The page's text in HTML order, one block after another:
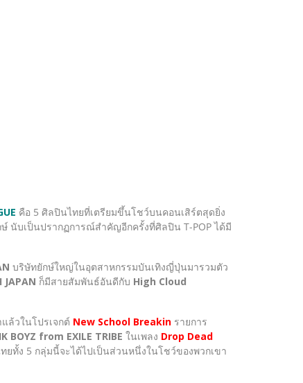
คือ 5 ศิลปินไทยที่เตรียมขึ้นโชว์บนคอนเสิร์ตสุดยิ่ง
นับเป็นปรากฏการณ์สำคัญอีกครั้งที่ศิลปิน T-POP ได้มี
บริษัทยักษ์ใหญ่ในอุตสาหกรรมบันเทิงญี่ปุ่นมารวมตัว
JAPAN ก็มีสายสัมพันธ์อันดีกับ High Cloud
ล้วในโปรเจกต์ New School Breakin รายการ
BOYZ from EXILE TRIBE ในเพลง Drop Dead
ทั้ง 5 กลุ่มนี้จะได้ไปเป็นส่วนหนึ่งในโชว์ของพวกเขา